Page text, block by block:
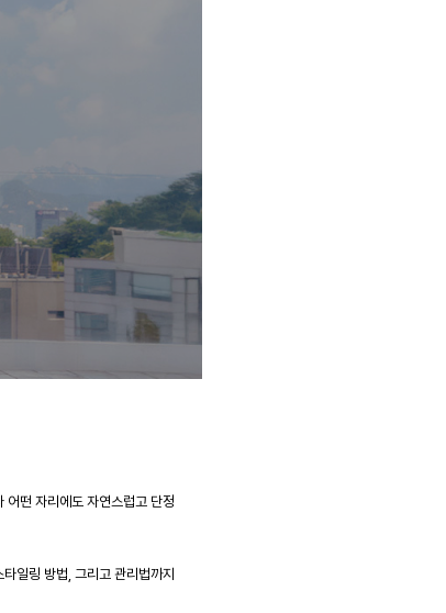
어떤 자리에도 자연스럽고 단정
일링 방법, 그리고 관리법까지